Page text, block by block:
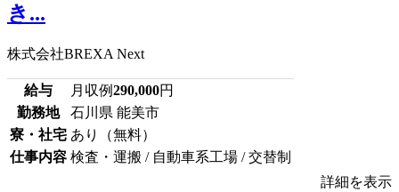
き...
株式会社BREXA Next
給与 月収例290,000円
勤務地
石川県 能美市
寮・社宅 あり（無料）
仕事内容 検査・運搬 / 自動車系工場 / 交替制
詳細を表示